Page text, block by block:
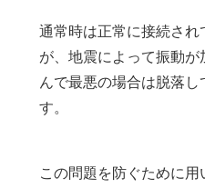
通常時は正常に接続さ
が、地震によって振動
んで最悪の場合は脱落し
す。
この問題を防ぐために